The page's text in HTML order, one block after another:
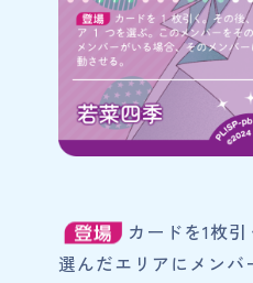
プレミアムブー
カードを1枚
選んだエリアにメンバ